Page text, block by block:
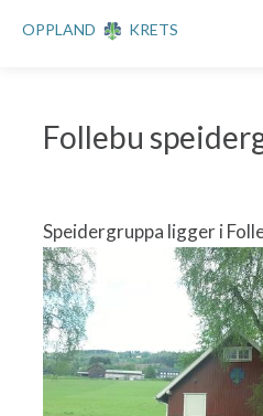
OPPLAND KRETS
Follebu
Speidergruppa ligger i